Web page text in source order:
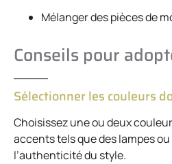
Mélanger des pièces de
Conseils pour
Sélectionner les couleurs
Choisissez une ou deux
accents tels que des lampes
l’authenticité du style.